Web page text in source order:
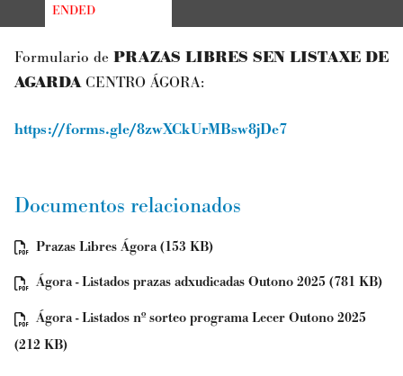
ENDED
Formulario de PRAZAS LIBRES SEN LISTAXE DE
AGARDACENTRO ÁGORA:
https://forms.gle/8zwXCkUrMBsw8jDe7
Documentos relacionados
Prazas Libres Ágora (153 KB)
Ágora - Listados prazas adxudicadas Outono 2025 (781 KB)
Ágora - Listados nº sorteo programa Lecer Outono 2025
(212 KB)